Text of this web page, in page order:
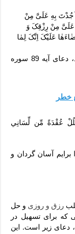
جُدْتَ بِهِ عَلَیَّ مِنْ
مِنْ رِزْقِکَ وَ
عَلَیْکَ اِنَّکَ لِمٰا
و یکی دیگر از دعاهایی که می‌توانید بخوانید، دعای آیه 89 سوره
خطر
عُقْدَةً مِّن لِّسَانِي
برایم آسان گردان و
رزق و روزی و حل
که برای تسهیل در
دعای زیر است. این